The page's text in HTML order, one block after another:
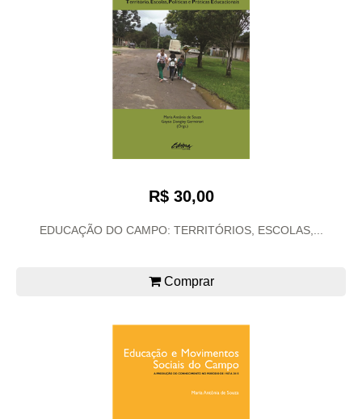
R$ 30,00
EDUCAÇÃO DO CAMPO: TERRITÓRIOS, ESCOLAS,...
Comprar